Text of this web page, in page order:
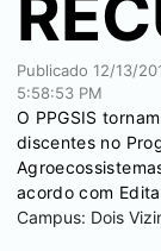
Publicado 12/13/
5:58:53 PM
O PPGSIS
discentes no
acordo com
Campus: Dois